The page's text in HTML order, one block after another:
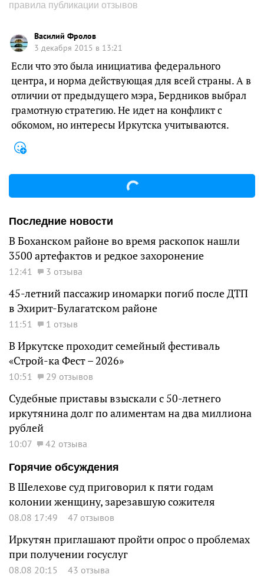
правила публикации отзывов
Василий Фролов
3 декабря 2015 в 13:21
Если что это была инициатива федерального
центра, и норма действующая для всей страны. А в
отличии от предыдущего мэра, Бердников выбрал
грамотную стратегию. Не идет на конфликт с
обкомом, но интересы Иркутска учитываются.
Последние новости
В Боханском районе во время раскопок нашли
3500 артефактов и редкое захоронение
12:41 3 отзыва
45-летний пассажир иномарки погиб после ДТП
в Эхирит-Булагатском районе
11:51 1 отзыв
В Иркутске проходит семейный фестиваль
«Строй-ка Фест – 2026»
10:51 29 отзывов
Судебные приставы взыскали с 50-летнего
иркутянина долг по алиментам на два миллиона
рублей
10:07
42 отзыва
Горячие обсуждения
В Шелехове суд приговорил к пяти годам
колонии женщину, зарезавшую сожителя
08.08 17:49 47 отзывов
Иркутян приглашают пройти опрос о проблемах
при получении госуслуг
08.08 20:15 43 отзыва